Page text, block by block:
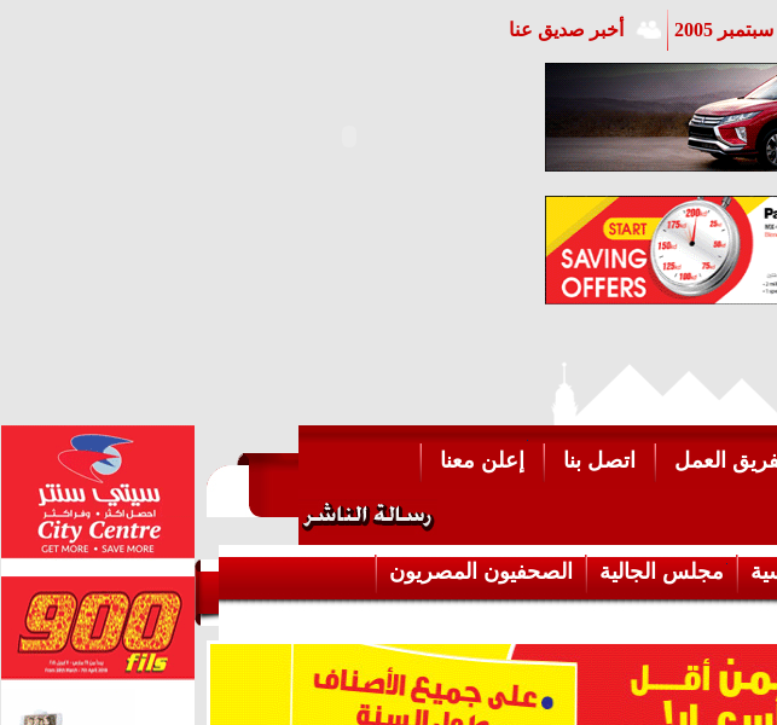
2005 أخبر صديق عنا
العمل اتصل بنا إعلن معنا
مجلس الجالية
الصحفيون المصريون